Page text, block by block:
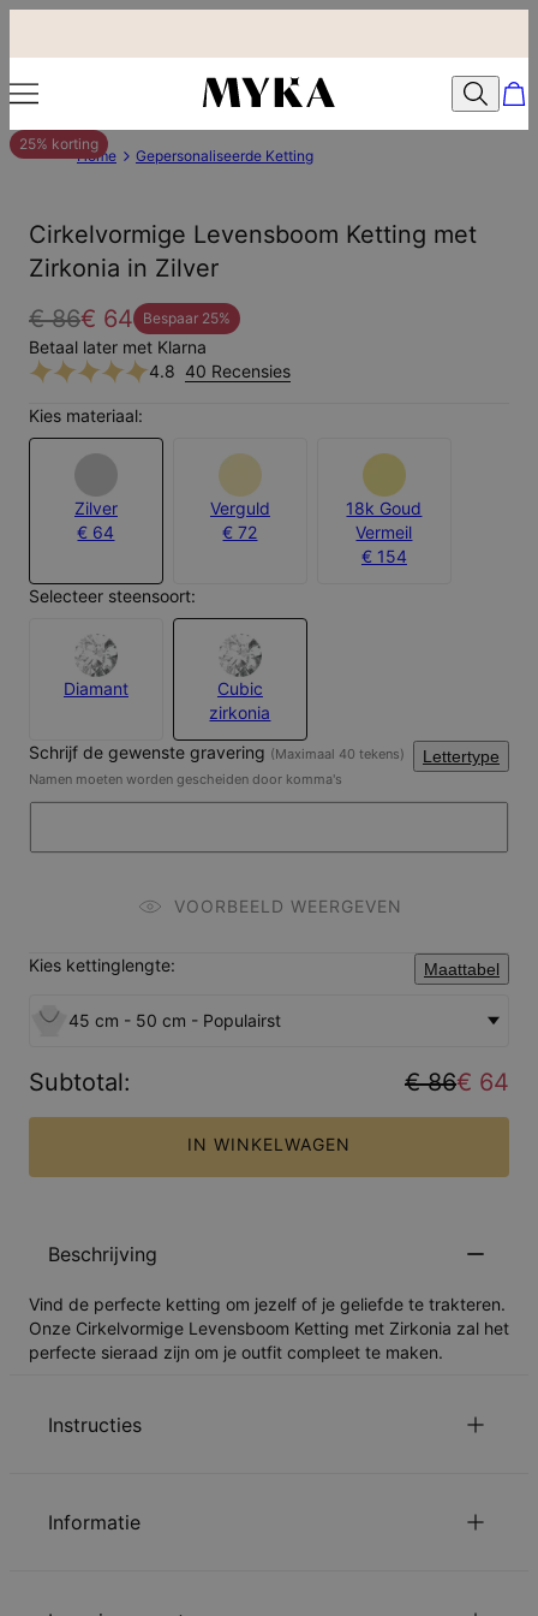
25% korting
Home Gepersonaliseerde Ketting
Cirkelvormige Levensboom Ketting met
Zirkonia in Zilver
€ 86€ 64 Bespaar 25%
Betaal later met Klarna
4.8 40 Recensies
Kies materiaal:
Zilver
€ 64
Verguld
€ 72
18k Goud
Vermeil
€ 154
Selecteer steensoort:
Diamant
Cubic
zirkonia
Schrijf de gewenste gravering (Maximaal 40 tekens) Lettertype
Namen moeten worden gescheiden door komma's
VOORBEELD WEERGEVEN
Kies kettinglengte: Maattabel
45 cm - 50 cm - Populairst
Subtotal: € 86€ 64
IN WINKELWAGEN
Beschrijving
Vind de perfecte ketting om jezelf of je geliefde te trakteren.
Onze Cirkelvormige Levensboom Ketting met Zirkonia zal het
perfecte sieraad zijn om je outfit compleet te maken.
Instructies
GelieveOns te mailen met uw vragen of opmerkingen.
Informatie